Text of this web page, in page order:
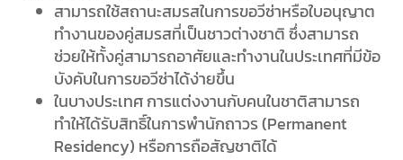
สามารถใช้สถานะสมรสในการขอวีซ่าหรือใบอนุญาต
ทำงานของคู่สมรสที่เป็นชาวต่างชาติ ซึ่งสามารถ
ช่วยให้ทั้งคู่สามารถอาศัยและทำงานในประเทศที่มีข้อ
บังคับในการขอวีซ่าได้ง่ายขึ้น
ในบางประเทศ การแต่งงานกับคนในชาติสามารถ
ทำให้ได้รับสิทธิ์ในการพำนักถาวร (Permanent
Residency) หรือการถือสัญชาติได้